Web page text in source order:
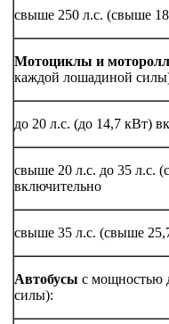
свыше 250 л.с. (свыше
Мотоциклы и
каждой лошадиной
до 20 л.с. (до 14,7 кВт)
свыше 20 л.с. до 35 л.с.
включительно
свыше 35 л.с. (свыше
Автобусы с мощностью
силы):